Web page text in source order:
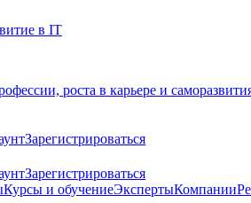
в IT
роста в карьере и
Зарегистрироваться
Зарегистрироваться
Курсы и обучениеЭкспертыКомпании